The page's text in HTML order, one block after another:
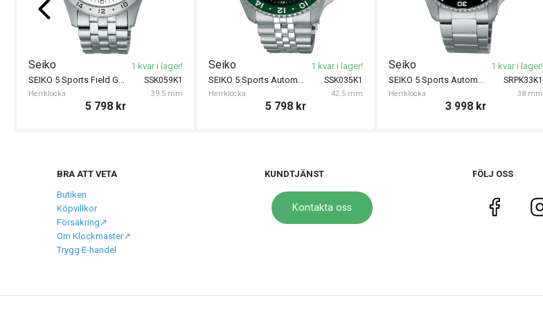
SSK059K1
Seiko
Herrklocka 39.5 mm
1 kvar i lager!
5 798 kr
SSK035K1
Seiko
Herrklocka 42.5 mm
1 kvar i lager!
5 798 kr
SRPK33K1
Seiko
Herrklocka 38 mm
1 kvar i lager!
3 998 kr
BRA ATT VETA
Butiken
Köpvillkor
Försäkring↗️
Om Klockmaster↗️
Trygg E-handel
KUNDTJÄNST
Kontakta oss
FÖLJ OSS